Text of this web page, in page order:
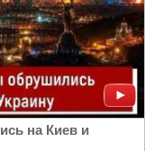
на Киев и